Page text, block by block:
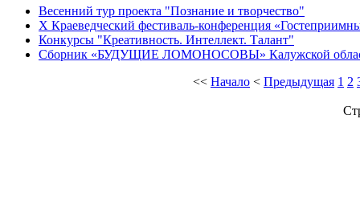
Весенний тур проекта "Познание и творчество"
X Краеведческий фестиваль-конференция
Конкурсы "Креативность. Интеллект. Талант"
Сборник «БУДУЩИЕ ЛОМОНОСОВЫ» Калужской
<< Начало < Предыдущая 1 2